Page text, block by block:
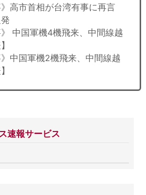
高市首相が台湾有事に再言
中国軍機4機飛来、中間線越
中国軍機2機飛来、中間線越
速報サービス